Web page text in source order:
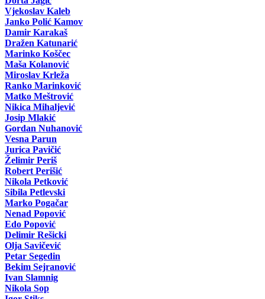
Vjekoslav Kaleb
Janko Polić Kamov
Damir Karakaš
Dražen Katunarić
Marinko Koščec
Maša Kolanović
Miroslav Krleža
Ranko Marinković
Matko Meštrović
Nikica Mihaljević
Josip Mlakić
Gordan Nuhanović
Vesna Parun
Jurica Pavičić
Želimir Periš
Robert Perišić
Nikola Petković
Sibila Petlevski
Marko Pogačar
Nenad Popović
Edo Popović
Delimir Rešicki
Olja Savičević
Petar Segedin
Bekim Sejranović
Ivan Slamnig
Nikola Sop